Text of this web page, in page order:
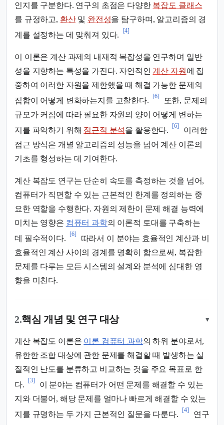
인지를 구분한다. 연구의 초점은 다양한 복잡도 클래스
를 규정하고, 환산및 완전성을 탐구하며, 알고리즘의 경
계를 설정하는 데 맞춰져 있다.
[4]
이 이론은 계산 과제의 내재적 복잡성을 연구하며 일반
성을 지향하는 특성을 가진다. 자연적인 계산 자원 에 집
중하여 이러한 자원을 제한했을 때 해결 가능한 문제의
집합이 어떻게 변화하는지를 고찰한다.
[6]
또한, 문제의
규모가 커짐에 따라 필요한 자원의 양이 어떻게 변하는
지를 파악하기 위해 점근적 분석을 활용한다.
[6]
이러한
접근 방식은 개별 알고리즘의 성능을 넘어 계산 이론의
기초를 형성하는 데 기여한다.
계산 복잡도 연구는 단순히 속도를 측정하는 것을 넘어,
컴퓨터가 직면할 수 있는 근본적인 한계를 정의하는 중
요한 역할을 수행한다. 자원의 제한이 문제 해결 능력에
미치는 영향은 컴퓨터 과학의 이론적 토대를 구축하는
데 필수적이다.
[6]
따라서 이 분야는 효율적인 계산과 비
효율적인 계산 사이의 경계를 명확히 함으로써, 복잡한
문제를 다루는 모든 시스템의 설계와 분석에 심대한 영
향을 미친다.
2.핵심 개념 및 연구 대상 ▾
계산 복잡도 이론은 이론 컴퓨터 과학의 하위 분야로서,
유한한 조합 대상에 관한 문제를 해결할 때 발생하는 실
질적인 난도를 분류하고 비교하는 것을 주요 목표로 한
다.
[3]
이 분야는 컴퓨터가 어떤 문제를 해결할 수 있는
지와 더불어, 해당 문제를 얼마나 빠르게 해결할 수 있는
지를 규명하는 두 가지 근본적인 질문을 다룬다.
[4]
연구